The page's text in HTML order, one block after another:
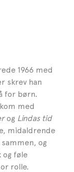
1966 med
skrev han
for børn.
med
og Lindas tid
midaldrende
og
føle
rolle.